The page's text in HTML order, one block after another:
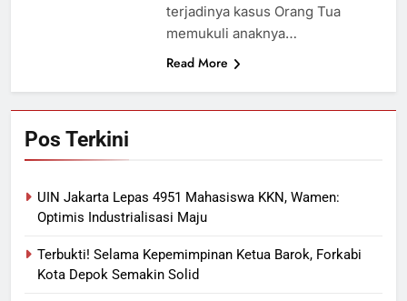
terjadinya kasus Orang Tua
memukuli anaknya…
Read More
Pos Terkini
UIN Jakarta Lepas 4951 Mahasiswa KKN, Wamen:
Optimis Industrialisasi Maju
Terbukti! Selama Kepemimpinan Ketua Barok, Forkabi
Kota Depok Semakin Solid